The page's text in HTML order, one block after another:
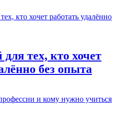
для тех, кто хочет
без опыта